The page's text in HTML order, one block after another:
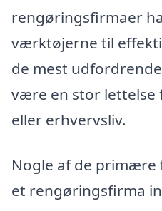
rengøringsfirmaer
værktøjerne til
de mest
være en stor lettelse
eller erhvervsliv.
Nogle af de
et rengøringsfirma